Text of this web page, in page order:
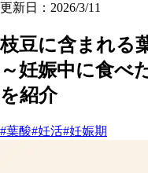
更新日：2026/3/11
枝豆に含まれる
～妊娠中に食べ
を紹介
#葉酸#妊活#妊娠期